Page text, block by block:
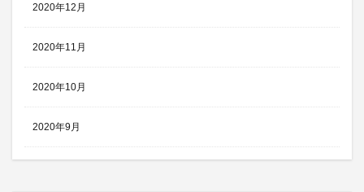
2020年12月
2020年11月
2020年10月
2020年9月